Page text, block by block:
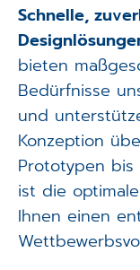
Unternehmen
Schnelle,
bieten
Bedürfnisse
und
Konzeption
Prototypen bis
ist die
Ihnen einen